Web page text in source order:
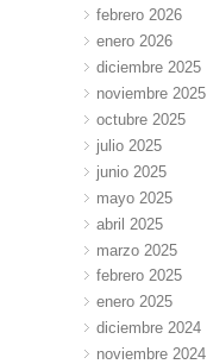
febrero 2026
enero 2026
diciembre 2025
noviembre 2025
octubre 2025
julio 2025
junio 2025
mayo 2025
abril 2025
marzo 2025
febrero 2025
enero 2025
diciembre 2024
noviembre 2024